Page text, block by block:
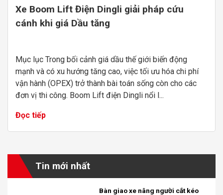
Xe Boom Lift Điện Dingli giải pháp cứu
cánh khi giá Dầu tăng
Mục lục Trong bối cảnh giá dầu thế giới biến động
mạnh và có xu hướng tăng cao, việc tối ưu hóa chi phí
vận hành (OPEX) trở thành bài toán sống còn cho các
đơn vị thi công. Boom Lift điện Dingli nổi l...
Đọc tiếp
Tin mới nhất
Bàn giao xe nâng người cắt kéo